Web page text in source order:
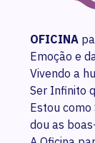
OFICINA
Emoção e
Vivendo a
Ser Infinito
Estou
dou as